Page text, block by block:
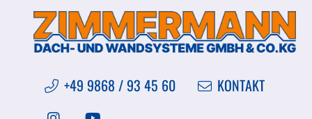
+49 9868 / 93 45 60 KONTAKT